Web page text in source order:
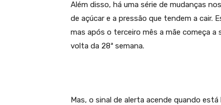
Além disso, há uma série de mudanças
de açúcar e a pressão que tendem a cair.
mas após o terceiro mês a mãe começa
volta da 28ª semana.
Mas, o sinal de alerta acende quando